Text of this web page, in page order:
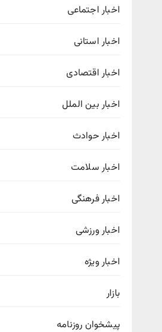
اخبار اجتماعی
اخبار استانی
اخبار اقتصادی
اخبار بین الملل
اخبار حوادث
اخبار سلامت
اخبار فرهنگی
اخبار ورزشی
اخبار ویژه
بازار
پیشخوان روزنامه